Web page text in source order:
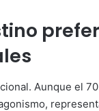
Aunque el